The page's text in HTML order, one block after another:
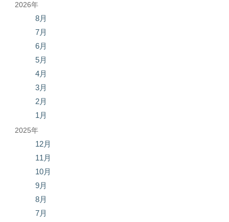
2026年
8月
7月
6月
5月
4月
3月
2月
1月
2025年
12月
11月
10月
9月
8月
7月